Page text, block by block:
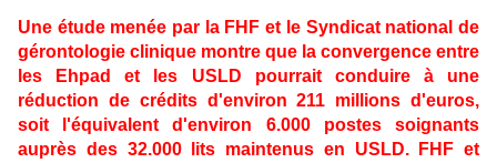
Une étude menée par la FHF et le Syndicat national de
gérontologie clinique montre que la convergence entre
les Ehpad et les USLD pourrait conduire à une
réduction de crédits d'environ 211 millions d'euros,
soit l'équivalent d'environ 6.000 postes soignants
auprès des 32.000 lits maintenus en USLD. FHF et